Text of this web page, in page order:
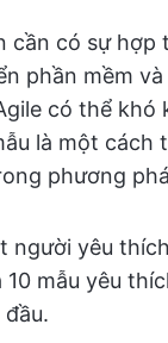
cần có sự
phần mềm
có thể khó
là một
phương
người yêu
10 mẫu yêu